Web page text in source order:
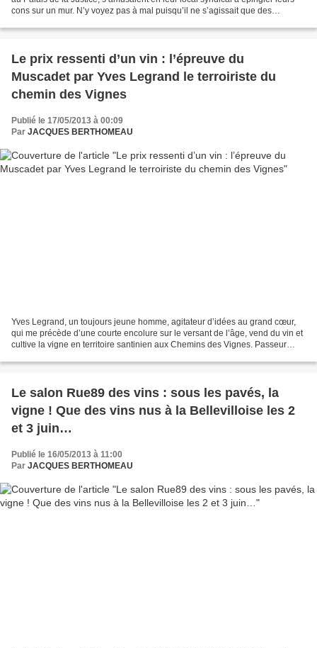
cons sur un mur. N’y voyez pas à mal puisqu’il ne s’agissait que des
Le prix ressenti d’un vin : l’épreuve du
Muscadet par Yves Legrand le terroiriste du
chemin des Vignes
Publié le 17/05/2013 à 00:09
Par JACQUES BERTHOMEAU
Yves Legrand, un toujours jeune homme, agitateur d’idées au grand cœur,
qui me précède d’une courte encolure sur le versant de l’âge, vend du vin et
cultive la vigne en territoire santinien aux Chemins des Vignes. Passeur
Le salon Rue89 des vins : sous les pavés, la
vigne ! Que des vins nus à la Bellevilloise les 2
et 3 juin…
Publié le 16/05/2013 à 11:00
Par JACQUES BERTHOMEAU